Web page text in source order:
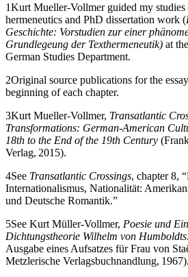
1Kurt Mueller-Vollmer guided my studies
hermeneutics and PhD dissertation work (
Geschichte: Vorstudien zur einer
Grundlegeung der Texthermeneutik) at
German Studies Department.
2Original source publications for the
beginning of each chapter.
3Kurt Mueller-Vollmer, Transatlantic
Transformations: German-American
18th to the End of the 19th Century
Verlag, 2015).
4See Transatlantic Crossings, chapter 8,
Internationalismus, Nationalität:
und Deutsche Romantik.”
5See Kurt Müller-Vollmer, Poesie und
Dichtungstheorie Wilhelm von Humboldts
Ausgabe eines Aufsatzes für Frau von
Metzlerische Verlagsbuchnandlung, 1967).